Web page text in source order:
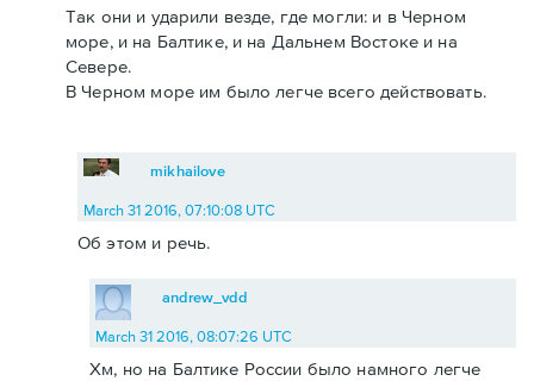
Так они и ударили везде, где могли: и в Черном
море, и на Балтике, и на Дальнем Востоке и на
Севере.
В Черном море им было легче всего действовать.
mikhailove
March 31 2016, 07:10:08 UTC
Об этом и речь.
andrew_vdd
March 31 2016, 08:07:26 UTC
Хм, но на Балтике России было намного легче